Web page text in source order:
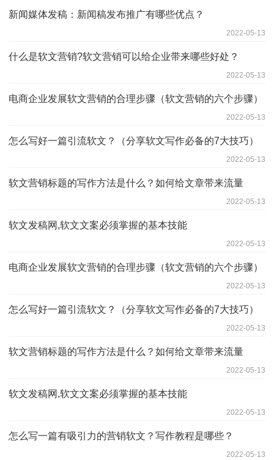
新闻媒体发稿：新闻稿发布推广有哪些优点？
2022-05-13
什么是软文营销?软文营销可以给企业带来哪些好处？
2022-05-13
电商企业发展软文营销的合理步骤（软文营销的六个步骤）
2022-05-13
怎么写好一篇引流软文？（分享软文写作必备的7大技巧）
2022-05-13
软文营销标题的写作方法是什么？如何给文章带来流量
2022-05-13
软文发稿网,软文文案必须掌握的基本技能
2022-05-13
电商企业发展软文营销的合理步骤（软文营销的六个步骤）
2022-05-13
怎么写好一篇引流软文？（分享软文写作必备的7大技巧）
2022-05-13
软文营销标题的写作方法是什么？如何给文章带来流量
2022-05-13
软文发稿网,软文文案必须掌握的基本技能
2022-05-13
怎么写一篇有吸引力的营销软文？写作教程是哪些？
2022-05-13